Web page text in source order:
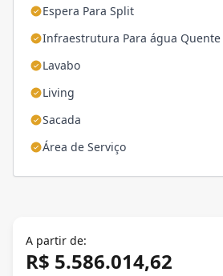
Espera Para Split
Infraestrutura Para água Quente
Lavabo
Living
Sacada
Área de Serviço
A partir de:
R$ 5.586.014,62